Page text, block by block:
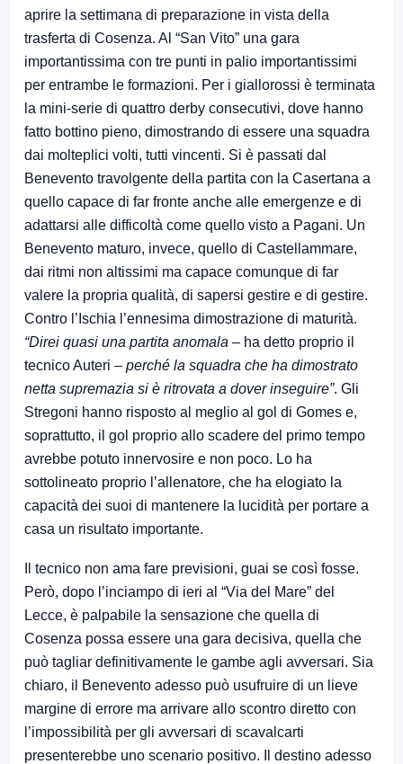
aprire la settimana di preparazione in vista della
trasferta di Cosenza. Al “San Vito” una gara
importantissima con tre punti in palio importantissimi
per entrambe le formazioni. Per i giallorossi è terminata
la mini-serie di quattro derby consecutivi, dove hanno
fatto bottino pieno, dimostrando di essere una squadra
dai molteplici volti, tutti vincenti. Si è passati dal
Benevento travolgente della partita con la Casertana a
quello capace di far fronte anche alle emergenze e di
adattarsi alle difficoltà come quello visto a Pagani. Un
Benevento maturo, invece, quello di Castellammare,
dai ritmi non altissimi ma capace comunque di far
valere la propria qualità, di sapersi gestire e di gestire.
Contro l’Ischia l’ennesima dimostrazione di maturità.
“Direi quasi una partita anomala – ha detto proprio il
tecnico Auteri – perché la squadra che ha dimostrato
netta supremazia si è ritrovata a dover inseguire”. Gli
Stregoni hanno risposto al meglio al gol di Gomes e,
soprattutto, il gol proprio allo scadere del primo tempo
avrebbe potuto innervosire e non poco. Lo ha
sottolineato proprio l’allenatore, che ha elogiato la
capacità dei suoi di mantenere la lucidità per portare a
casa un risultato importante.
Il tecnico non ama fare previsioni, guai se così fosse.
Però, dopo l’inciampo di ieri al “Via del Mare” del
Lecce, è palpabile la sensazione che quella di
Cosenza possa essere una gara decisiva, quella che
può tagliar definitivamente le gambe agli avversari. Sia
chiaro, il Benevento adesso può usufruire di un lieve
margine di errore ma arrivare allo scontro diretto con
l’impossibilità per gli avversari di scavalcarti
presenterebbe uno scenario positivo. Il destino adesso